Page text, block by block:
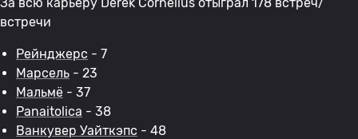
встречи
Рейнджерс - 7
Марсель - 23
Мальмё - 37
Panaitolica - 38
Ванкувер Уайткэпс - 48